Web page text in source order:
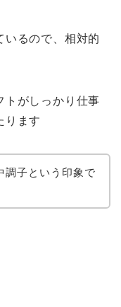
いるので、相対的
トがしっかり仕事
ります
調子という印象で